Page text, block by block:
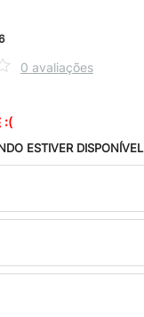
0 avaliações
:(
ESTIVER DISPONÍVEL